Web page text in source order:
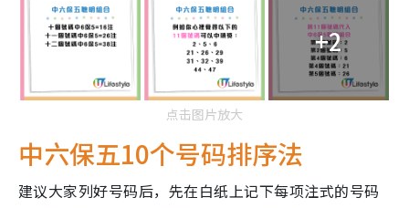
+2
点击图片放大
中六保五10个号码排序法
建议大家列好号码后，先在白纸上记下每项注式的号码